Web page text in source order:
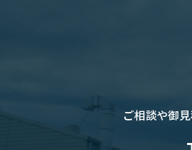
ご相談や御